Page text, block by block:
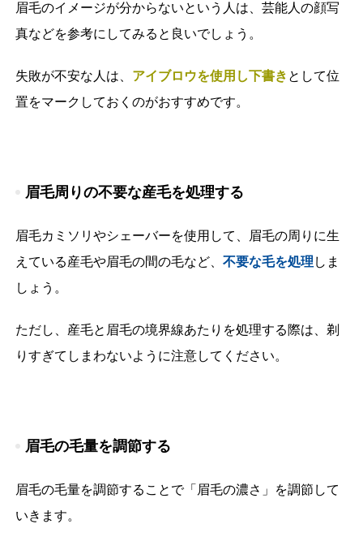
眉毛のイメージが分からないという人は、芸能人の顔写
真などを参考にしてみると良いでしょう。
失敗が不安な人は、 アイブロウを使用し下書き として位
置をマークしておくのがおすすめです。
眉毛周りの不要な産毛を処理する
眉毛カミソリやシェーバーを使用して、眉毛の周りに生
えている産毛や眉毛の間の毛など、不要な毛を処理 しま
しょう。
ただし、産毛と眉毛の境界線あたりを処理する際は、剃
りすぎてしまわないように注意してください。
眉毛の毛量を調節する
眉毛の毛量を調節することで「眉毛の濃さ」を調節して
いきます。